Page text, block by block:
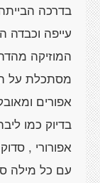
בדרכה
עייפה וכבדה
המוזיקה
מסתכלת על
אפורים
בדיוק כמו
אפורורי ,
עם כל מילה